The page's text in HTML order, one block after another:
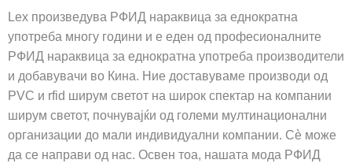
Lex произведува РФИД нараквица за еднократна
употреба многу години и е еден од професионалните
РФИД нараквица за еднократна употреба производители
и добавувачи во Кина. Ние доставуваме производи од
PVC и rfid ширум светот на широк спектар на компании
ширум светот, почнувајќи од големи мултинационални
организации до мали индивидуални компании. Сè може
да се направи од нас. Освен тоа, нашата мода РФИД